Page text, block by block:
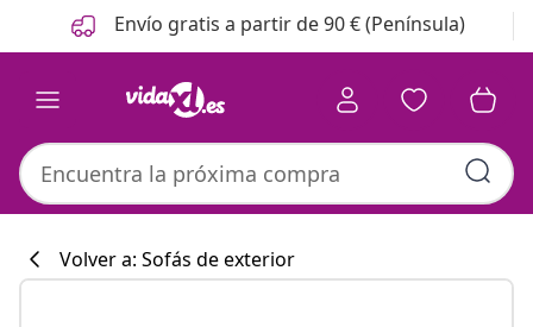
Anterior
Siguiente Envío gratis a partir de 90 € (Península)
Volver a: Sofás de exterior